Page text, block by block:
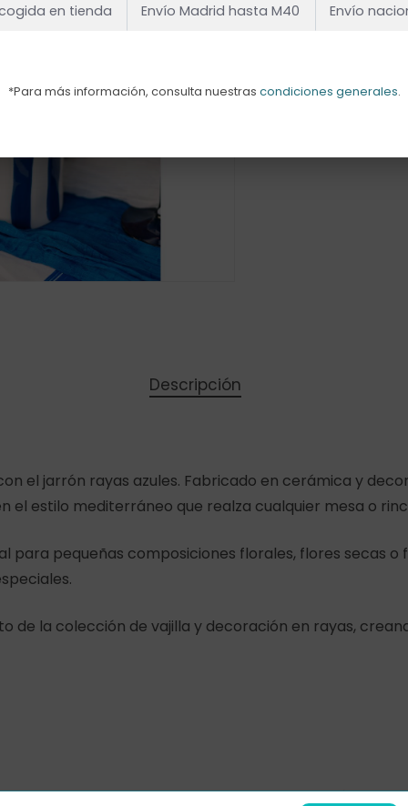
Descripción
el jarrón rayas azules. Fabricado en cerámica y
el estilo mediterráneo que realza cualquier mesa o
para pequeñas composiciones florales, flores secas
de la colección de vajilla y decoración en rayas,
Contacto Aviso legal Política de
en tienda Envío Madrid hasta M40 Envío
*Para más información, consulta nuestras condiciones generales.